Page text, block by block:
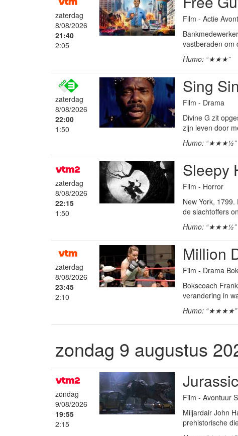
zaterdag
8/08/2026
21:40
2:05
Film - Actie
vastberaden om
Humo: “★★★”
zaterdag
8/08/2026
22:00
1:50
Sing
Film - Drama
Divine G zit
zijn leven door
Humo: “★★★½”
zaterdag
8/08/2026
22:15
1:50
Sleepy
Film - Horror
New York,
de slachtoffers
Humo: “★★★½”
zaterdag
8/08/2026
23:45
2:10
Million
Film - Drama
Bokscoach
verandering in
Humo: “★★★★”
zondag 9 augustus
zondag
9/08/2026
19:55
2:15
Film - Avontuur
Miljardair John
prehistorische